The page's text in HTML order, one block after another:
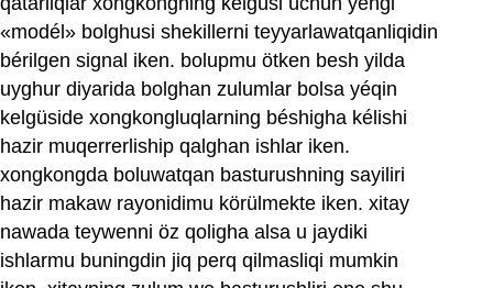
«modél» bolghusi shekillerni teyyarlawatqanliqidin
bérilgen signal iken. bolupmu ötken besh yilda
uyghur diyarida bolghan zulumlar bolsa yéqin
kelgüside xongkongluqlarning béshigha kélishi
hazir muqerrerliship qalghan ishlar iken.
xongkongda boluwatqan basturushning sayiliri
hazir makaw rayonidimu körülmekte iken. xitay
nawada teywenni öz qoligha alsa u jaydiki
ishlarmu buningdin jiq perq qilmasliqi mumkin